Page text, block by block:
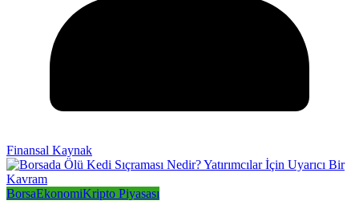
Finansal Kaynak
BorsaEkonomiKripto Piyasası